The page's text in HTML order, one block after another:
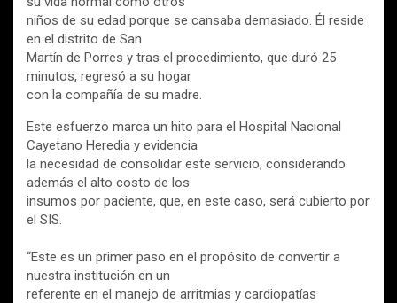
niños de su edad porque se cansaba demasiado. Él reside
en el distrito de San
Martín de Porres y tras el procedimiento, que duró 25
minutos, regresó a su hogar
con la compañía de su madre.
Este esfuerzo marca un hito para el Hospital Nacional
Cayetano Heredia y evidencia
la necesidad de consolidar este servicio, considerando
además el alto costo de los
insumos por paciente, que, en este caso, será cubierto por
el SIS.
“Este es un primer paso en el propósito de convertir a
nuestra institución en un
referente en el manejo de arritmias y cardiopatías